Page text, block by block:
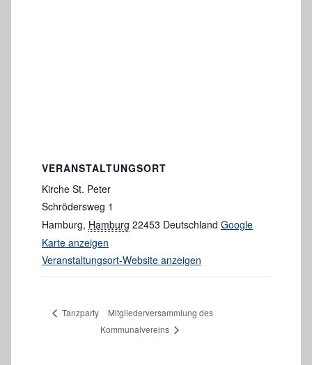
VERANSTALTUNGSORT
Kirche St. Peter
Schrödersweg 1
Hamburg, Hamburg 22453 Deutschland Google
Karte anzeigen
Veranstaltungsort-Website anzeigen
Tanzparty
Mitgliederversammlung des
Kommunalvereins